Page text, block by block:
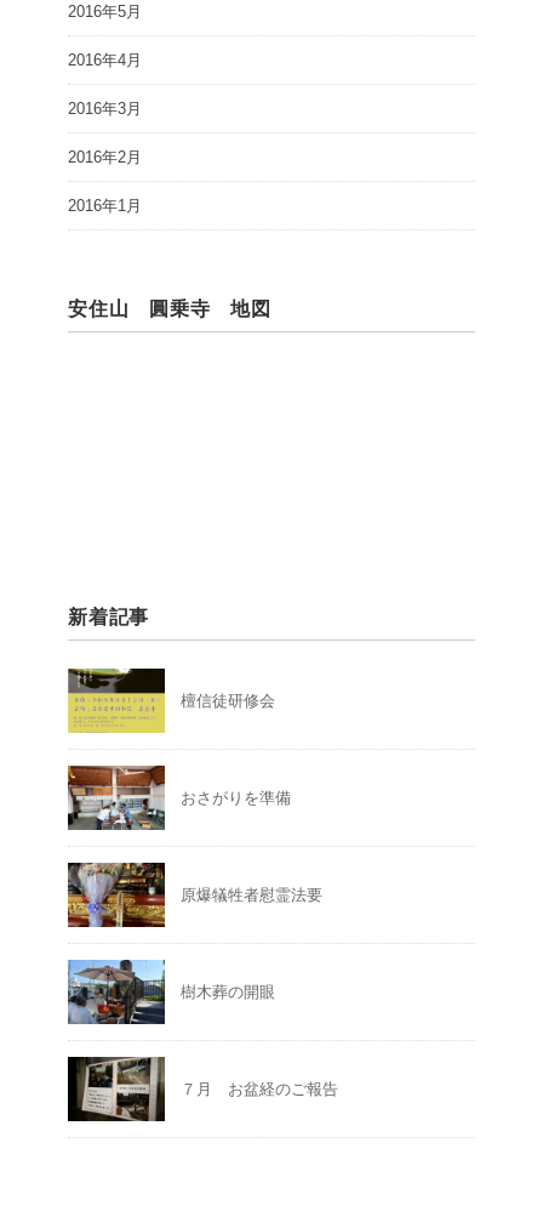
2016年5月
2016年4月
2016年3月
2016年2月
2016年1月
安住山 圓乗寺 地図
新着記事
檀信徒研修会
おさがりを準備
原爆犠牲者慰霊法要
樹木葬の開眼
７月 お盆経のご報告